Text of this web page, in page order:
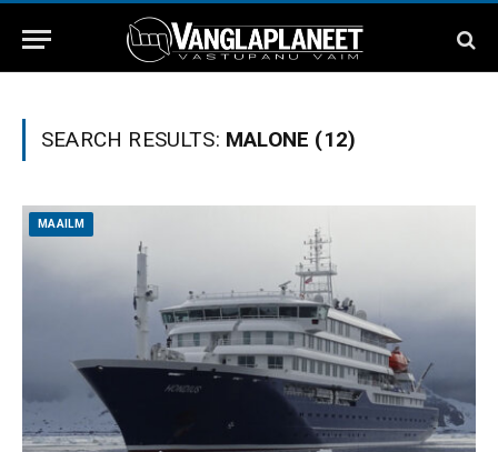
SEARCH RESULTS: MALONE (12)
MAAILM